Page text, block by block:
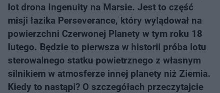
lot drona Ingenuity na Marsie. Jest to część
misji łazika Perseverance, który wylądował na
powierzchni Czerwonej Planety w tym roku 18
lutego. Będzie to pierwsza w historii próba lotu
sterowalnego statku powietrznego z własnym
silnikiem w atmosferze innej planety niż Ziemia.
Kiedy to nastąpi? O szczegółach przeczytajcie